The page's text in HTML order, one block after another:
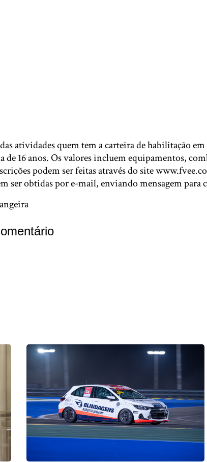
atividades quem tem a carteira de habilitação
16 anos. Os valores incluem equipamentos,
podem ser feitas através do site
ser obtidas por e-mail, enviando mensagem para